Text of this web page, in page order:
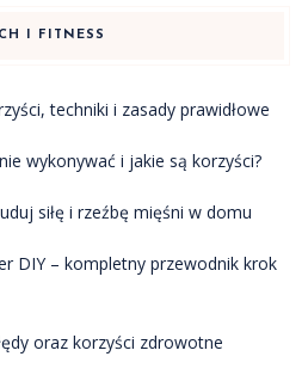
I FITNESS
techniki i zasady prawidłowe
wykonywać i jakie są korzyści?
siłę i rzeźbę mięśni w domu
DIY – kompletny przewodnik krok
oraz korzyści zdrowotne